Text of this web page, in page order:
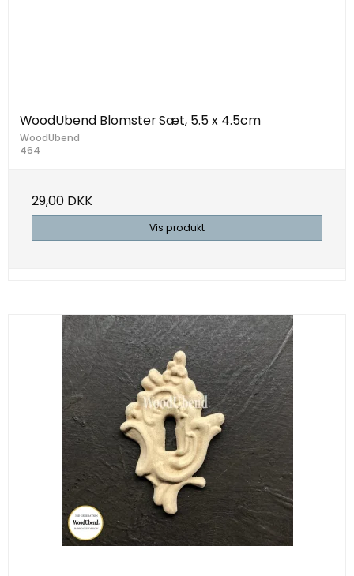
WoodUbend Blomster Sæt, 5.5 x 4.5cm
WoodUbend
464
29,00 DKK
Vis produkt